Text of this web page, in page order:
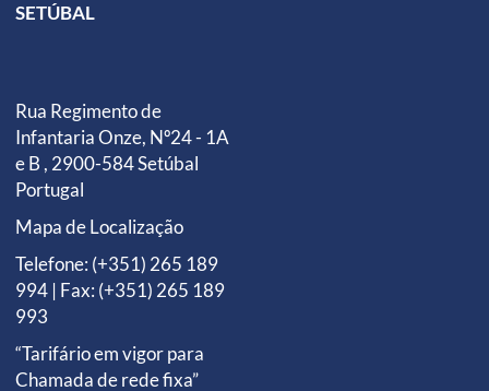
SETÚBAL
Rua Regimento de
Infantaria Onze, Nº24 - 1A
e B , 2900-584 Setúbal
Portugal
Mapa de Localização
Telefone: (+351) 265 189
994 | Fax: (+351) 265 189
993
“Tarifário em vigor para
Chamada de rede fixa”